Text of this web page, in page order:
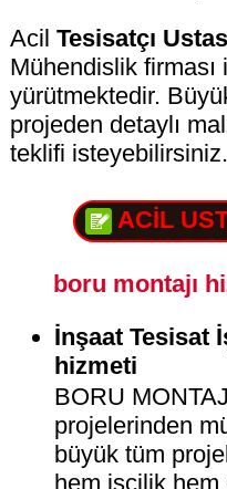
AcilTesisatçı
Mühendislik
yürütmektedir.
projeden detaylı
teklifi isteyebilirsiniz.
ACİL
boru montajı
İnşaat Tesisat
hizmeti
BORU
projelerinden
büyük tüm
hem işçilik